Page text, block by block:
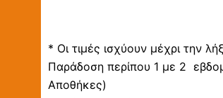
* Οι τιμές ισχύουν μέχρι την
Παράδοση περίπου 1 με 2
Αποθήκες)